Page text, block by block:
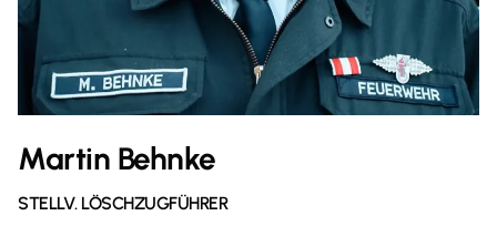
Martin Behnke
STELLV. LÖSCHZUGFÜHRER